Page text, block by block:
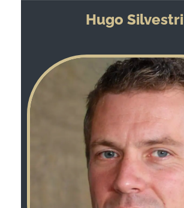
Hugo Silvestri